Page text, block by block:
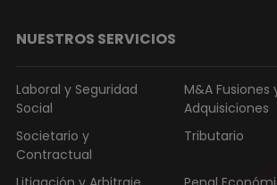
NUESTROS SERVICIOS
Laboral y Seguridad
Social
M&A Fusiones
Adquisiciones
Societario y
Contractual
Tributario